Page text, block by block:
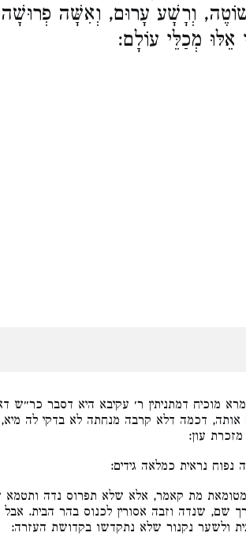
וְרָשָׁע עָרוּם, וְאִשָּׁה
אֵלּוּ מְכַלֵּי עוֹלָם:
מוכיח דמתניתין ר׳ עקיבא היא דסבר כר״ש
דכמה דלא קרבה מנחתה לא בדקי לה
עון:
נראית כמלאה גידים:
מת קאמר, אלא שלא תפרוס נדה
שם, שנדה וזבה אסורין לכנוס בהר הבית.
ולשער נקנור שלא נתקדשו בקדושת העזרה: